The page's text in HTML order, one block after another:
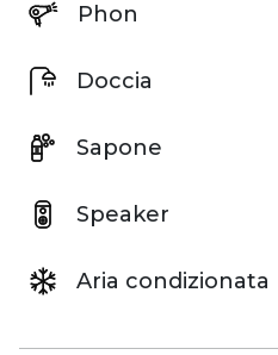
Phon
Doccia
Sapone
Speaker
Aria condizionata